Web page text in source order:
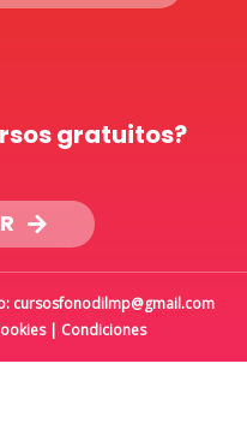
gratuitos?
cursosfonodilmp@gmail.com
| Condiciones